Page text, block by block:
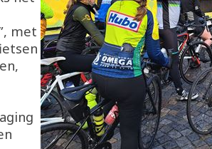
met